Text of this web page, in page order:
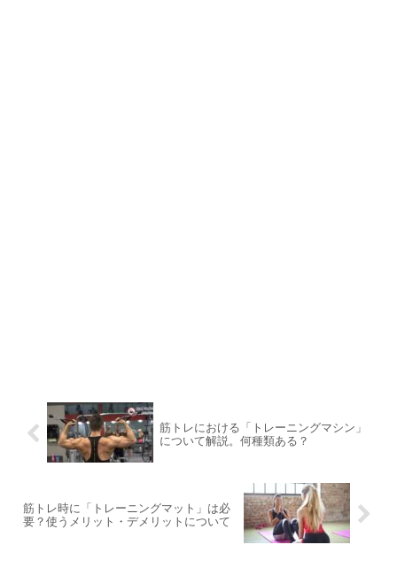
筋トレにおける「トレーニングマシン」
について解説。何種類ある？
筋トレ時に「トレーニングマット」は必
要？使うメリット・デメリットについて